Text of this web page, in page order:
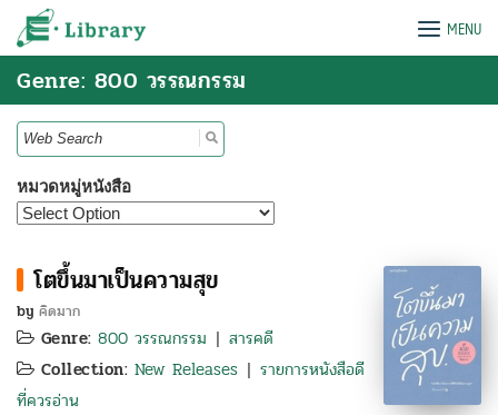
Skip
e-Library MENU
Genre: 800 วรรณกรรม
Search
for:
หมวดหมู่หนังสือ
โตขึ้นมาเป็นความสุข
by คิดมาก
Genre: 800 วรรณกรรม | สารคดี
Collection: New Releases| รายการหนังสือดี
ที่ควรอ่าน